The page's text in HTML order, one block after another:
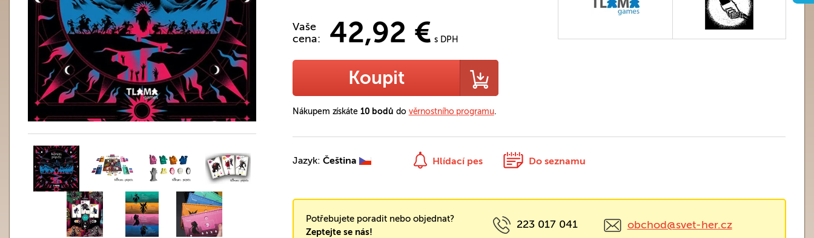
Vaše
cena:
42,92 € s DPH
Koupit
Nákupem získáte 10 bodů do věrnostního programu.
Jazyk:Čeština Hlídací pes Do seznamu
Potřebujete poradit nebo objednat?
Zeptejte se nás!
223 017 041 obchod@svet-her.cz